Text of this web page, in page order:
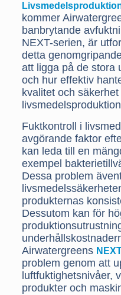
kommer
banbrytande
NEXT-serien, är
detta
att ligga på de stora
och hur effektiv
kvalitet och säkerhet
Fuktkontroll i
avgörande faktor
kan leda till en
exempel
Dessa problem
produkternas
Dessutom kan för
Airwatergreens
problem genom att
luftfuktighetsnivåer,
produkter och